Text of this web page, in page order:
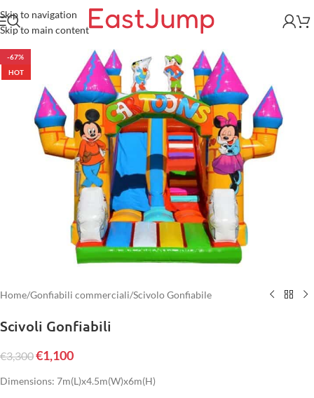
Skip to navigation
Skip to main content
-67%
HOT
Home/Gonfiabili commerciali/Scivolo Gonfiabile
Scivoli Gonfiabili
€3,300€1,100
Dimensions: 7m(L)x4.5m(W)x6m(H)